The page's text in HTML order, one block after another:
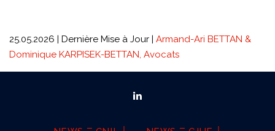
25.05.2026 | Dernière Mise à Jour | Armand-Ari BETTAN &
Dominique KARPISEK-BETTAN, Avocats